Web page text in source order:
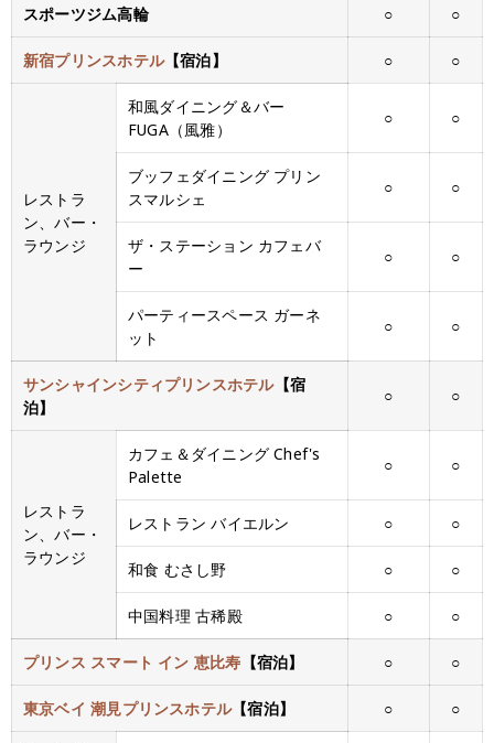
スポーツジム高輪 ○ ○
新宿プリンスホテル【宿泊】 ○ ○
レストラ
ン、バー・
ラウンジ
和風ダイニング＆バー
FUGA（風雅）
○ ○
ブッフェダイニング プリン
スマルシェ
○ ○
ザ・ステーション カフェバ
ー
○ ○
パーティースペース ガーネ
ット
○ ○
サンシャインシティプリンスホテル【宿
泊】
○ ○
レストラ
ン、バー・
ラウンジ
カフェ＆ダイニング Chef's
Palette
○ ○
レストラン バイエルン ○ ○
和食 むさし野 ○ ○
中国料理 古稀殿 ○ ○
プリンス スマート イン 恵比寿 【宿泊】 ○ ○
東京ベイ 潮見プリンスホテル【宿泊】 ○ ○